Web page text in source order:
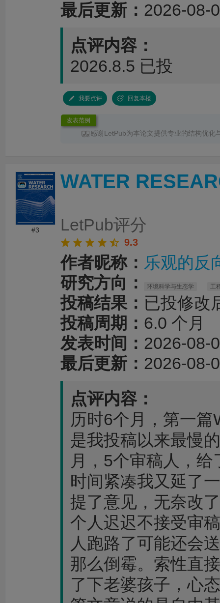
最后更新： 2026-08-
点评内容：
2026.8.5 已投
我要点评 回复本楼
发表范例
感谢LetPub为本论文提供专业的结构优化
时，编辑对英文语法、专业术语和句式表达
改，有效提升了论文的规范性、准确性和可读
#3
WATER
LetPub评分
9.3
作者昵称： 乐观的反
研究方向：
环境科学与生态学 工
投稿结果： 已投修改
投稿周期： 6.0 个月
发表时间： 2026-08-
最后更新： 2026-08-
点评内容：
历时6个月，第一
是我投稿以来最慢
月，5个审稿人，
时间紧凑我又延了
提了意见，无奈改
个人迟迟不接受审
人跑路了可能还会
那么倒霉。索性直
了下老婆孩子，心